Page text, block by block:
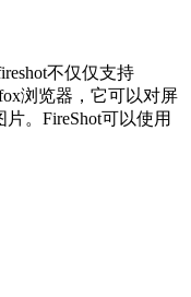
不仅仅支持
浏览器，它可以对屏
。FireShot可以使用